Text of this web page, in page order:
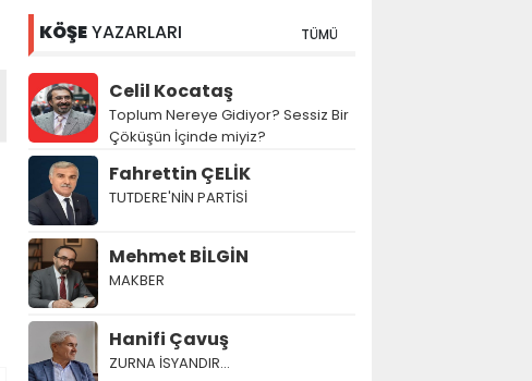
KÖŞEYAZARLARI TÜMÜ
Celil Kocataş
Toplum Nereye Gidiyor? Sessiz Bir
Çöküşün İçinde miyiz?
Fahrettin ÇELİK
TUTDERE'NİN PARTİSİ
Mehmet BİLGİN
MAKBER
Hanifi Çavuş
ZURNA İSYANDIR...